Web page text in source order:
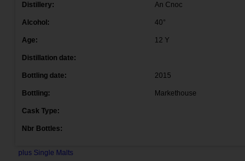
Distillery: An Cnoc
Alcohol: 40°
Age: 12 Y
Distillation date:
Bottling date: 2015
Bottling: Markethouse
Cask Type:
Nbr Bottles:
plus Single Malts